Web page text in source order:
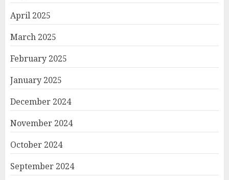
April 2025
March 2025
February 2025
January 2025
December 2024
November 2024
October 2024
September 2024